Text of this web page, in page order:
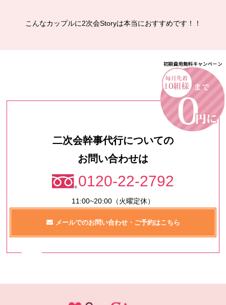
こんなカップルに2次会Storyは本当におすすめです！！
二次会幹事代行についての
お問い合わせは
0120-22-2792
11:00~20:00（火曜定休）
メールでのお問い合わせ・ご予約はこちら